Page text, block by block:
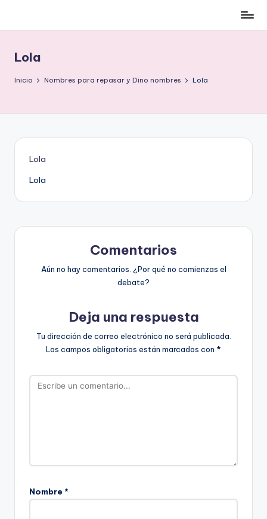
contenido
low-
cost
y
Lola
Inicio Nombres para repasar y Dino nombres Lola
Lola
Lola
Comentarios
Aún no hay comentarios. ¿Por qué no comienzas el
debate?
Deja una respuesta
Tu dirección de correo electrónico no será publicada.
Los campos obligatorios están marcados con *
Nombre *